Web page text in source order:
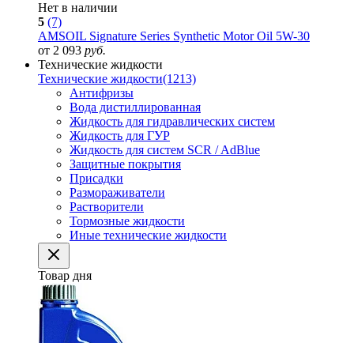
Нет в наличии
5 (7)
AMSOIL Signature Series Synthetic Motor Oil 5W-30
от 2 093 руб.
Технические жидкости
Технические жидкости(1213)
Антифризы
Вода дистиллированная
Жидкость для гидравлических систем
Жидкость для ГУР
Жидкость для систем SCR / AdBlue
Защитные покрытия
Присадки
Размораживатели
Растворители
Тормозные жидкости
Иные технические жидкости
Товар дня